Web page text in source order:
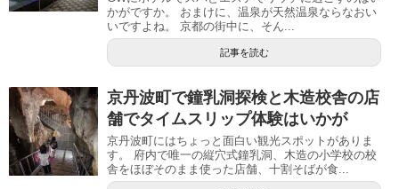
かがですか。 おまけに、温泉が天然温泉ならなおい
いですよね。 京都の街中に、そん...
記事を読む
京丹波町で鐘乳洞探検と木造校舎の店
舗でタイムスリップ体験はいかが
京丹波町にはちょっと面白い観光スポットがありま
す。 府内で唯一の縦穴式鐘乳洞、木造の小学校の校
舎をほぼそのまま使った店舗、十割そばが食...